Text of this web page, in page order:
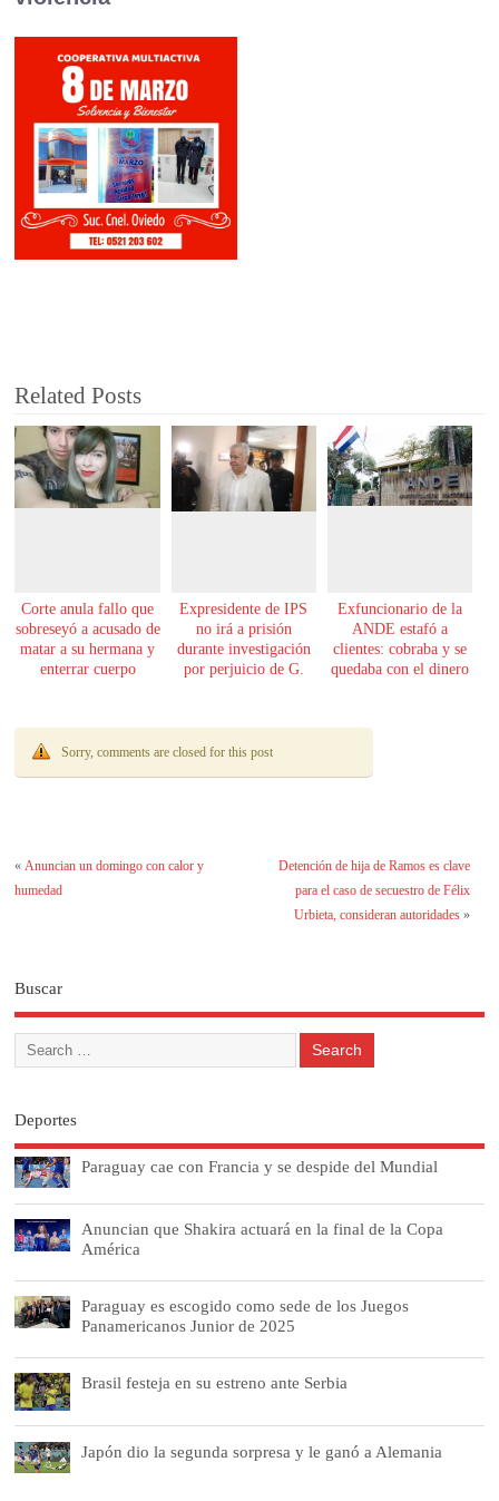
Related Posts
Corte anula fallo que
sobreseyó a acusado de
matar a su hermana y
enterrar cuerpo
Expresidente de IPS
no irá a prisión
durante investigación
por perjuicio de G.
Exfuncionario de la
ANDE estafó a
clientes: cobraba y se
quedaba con el dinero
Sorry, comments are closed for this post
« Anuncian un domingo con calor y
humedad
Detención de hija de Ramos es clave
para el caso de secuestro de Félix
Urbieta, consideran autoridades»
Buscar
Deportes
Paraguay cae con Francia y se despide del Mundial
Anuncian que Shakira actuará en la final de la Copa
América
Paraguay es escogido como sede de los Juegos
Panamericanos Junior de 2025
Brasil festeja en su estreno ante Serbia
Japón dio la segunda sorpresa y le ganó a Alemania